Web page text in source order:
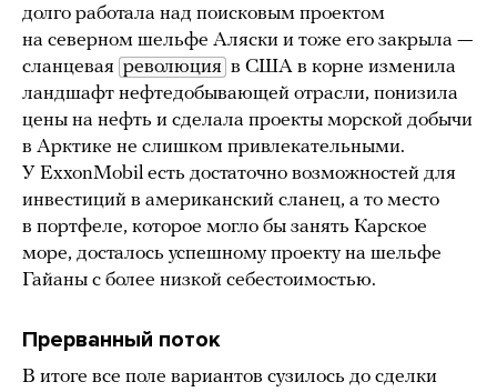
долго работала над поисковым проектом
на северном шельфе Аляски и тоже его закрыла —
сланцевая революция в США в корне изменила
ландшафт нефтедобывающей отрасли, понизила
цены на нефть и сделала проекты морской добычи
в Арктике не слишком привлекательными.
У ExxonMobil есть достаточно возможностей для
инвестиций в американский сланец, а то место
в портфеле, которое могло бы занять Карское
море, досталось успешному проекту на шельфе
Гайаны с более низкой себестоимостью.
Прерванный поток
В итоге все поле вариантов сузилось до сделки